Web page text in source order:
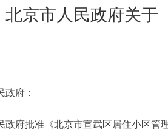
政策兑现
决策公开
北京市人民政府关于
政府：
府批准《北京市宣武区居住小区管